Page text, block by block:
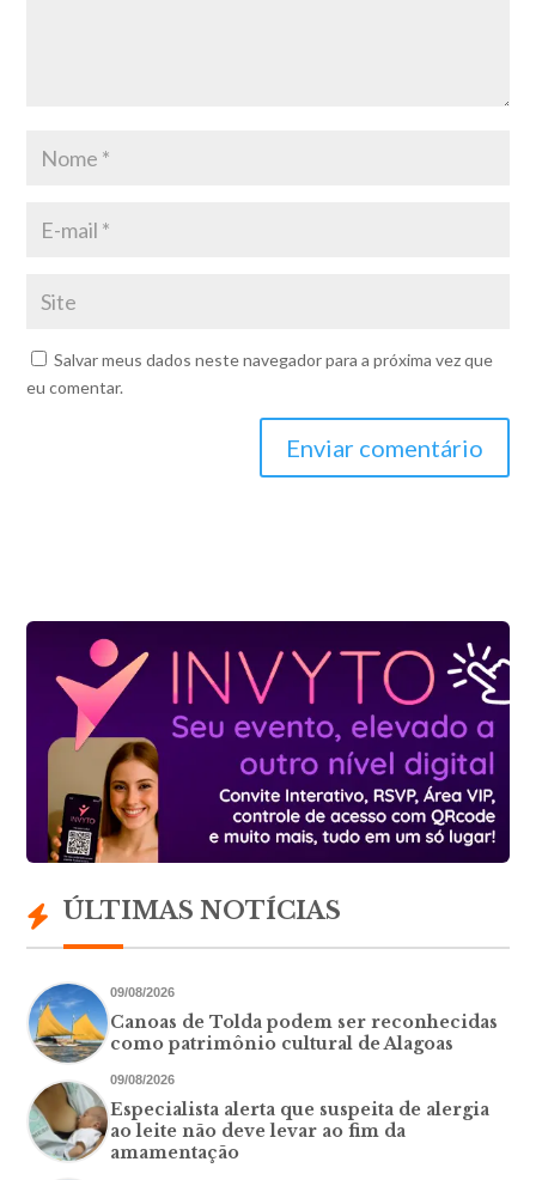
Salvar meus dados neste navegador para a próxima vez que
eu comentar.
Enviar comentário
ÚLTIMAS NOTÍCIAS
09/08/2026
Canoas de Tolda podem ser reconhecidas
como patrimônio cultural de Alagoas
09/08/2026
Especialista alerta que suspeita de alergia
ao leite não deve levar ao fim da
amamentação